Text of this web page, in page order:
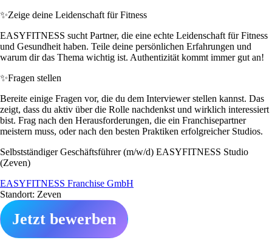
✨Zeige deine Leidenschaft für Fitness
EASYFITNESS sucht Partner, die eine echte Leidenschaft für Fitness
und Gesundheit haben. Teile deine persönlichen Erfahrungen und
warum dir das Thema wichtig ist. Authentizität kommt immer gut an!
✨Fragen stellen
Bereite einige Fragen vor, die du dem Interviewer stellen kannst. Das
zeigt, dass du aktiv über die Rolle nachdenkst und wirklich interessiert
bist. Frag nach den Herausforderungen, die ein Franchisepartner
meistern muss, oder nach den besten Praktiken erfolgreicher Studios.
Selbstständiger Geschäftsführer (m/w/d) EASYFITNESS Studio
(Zeven)
EASYFITNESS Franchise GmbH
Standort: Zeven
Jetzt bewerben